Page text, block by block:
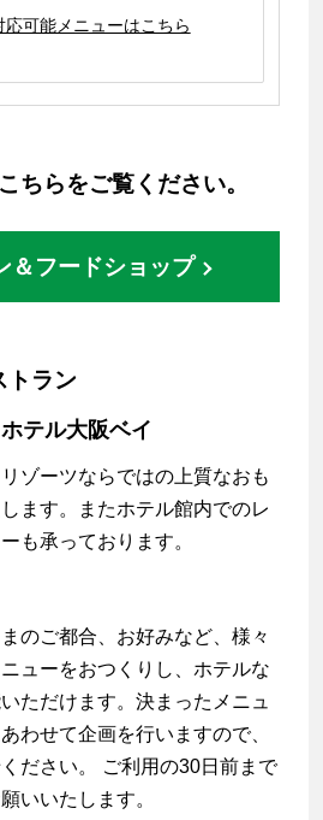
応可能メニューはこちら
ちらをご覧ください。
＆フードショップ
トラン
テル大阪ベイ
ゾーツならではの上質なおも
ます。またホテル館内でのレ
も承っております。
のご都合、お好みなど、様々
ューをおつくりし、ホテルな
ただけます。決まったメニュ
わせて企画を行いますので、
ださい。 ご利用の30日前まで
いいたします。